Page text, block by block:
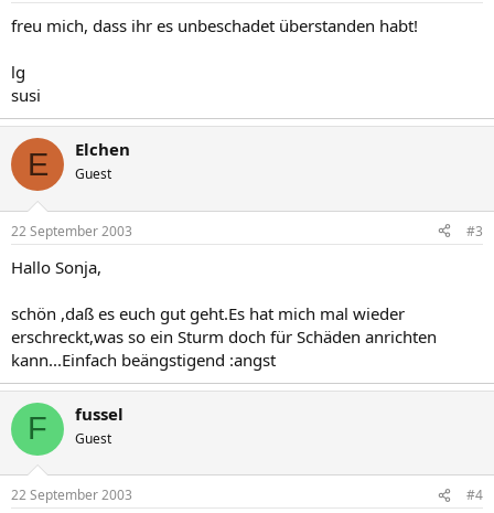
freu mich, dass ihr es unbeschadet überstanden habt!
lg
susi
E Elchen
Guest
22 September 2003 #3
Hallo Sonja,
schön ,daß es euch gut geht.Es hat mich mal wieder
erschreckt,was so ein Sturm doch für Schäden anrichten
kann...Einfach beängstigend :angst
F fussel
Guest
22 September 2003 #4